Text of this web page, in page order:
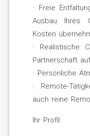
· Freie
Ausbau Ihres
Kosten
· Realistische
Partnerschaft
· Persönliche
· Remote-
auch reine
Ihr Profil: